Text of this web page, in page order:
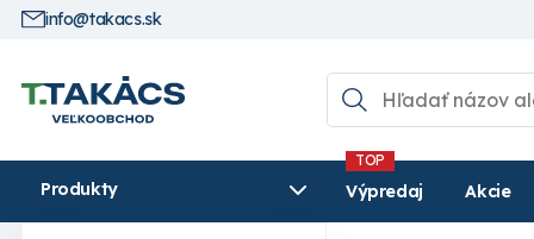
info@takacs.sk
Produkty Výpredaj Akcie